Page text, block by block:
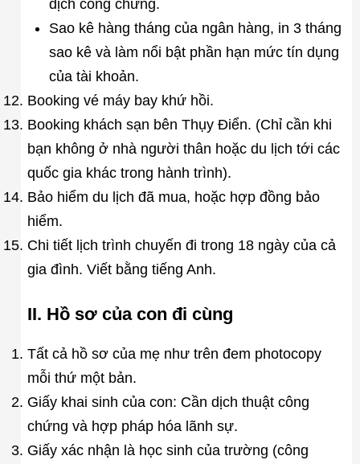
dịch công chứng.
Sao kê hàng tháng của ngân hàng, in 3 tháng
sao kê và làm nổi bật phần hạn mức tín dụng
của tài khoản.
Booking vé máy bay khứ hồi.
Booking khách sạn bên Thụy Điển. (Chỉ cần khi
bạn không ở nhà người thân hoặc du lịch tới các
quốc gia khác trong hành trình).
Bảo hiểm du lịch đã mua, hoặc hợp đồng bảo
hiểm.
Chi tiết lịch trình chuyến đi trong 18 ngày của cả
gia đình. Viết bằng tiếng Anh.
II. Hồ sơ của con đi cùng
Tất cả hồ sơ của mẹ như trên đem photocopy
mỗi thứ một bản.
Giấy khai sinh của con: Cần dịch thuật công
chứng và hợp pháp hóa lãnh sự.
Giấy xác nhận là học sinh của trường (công